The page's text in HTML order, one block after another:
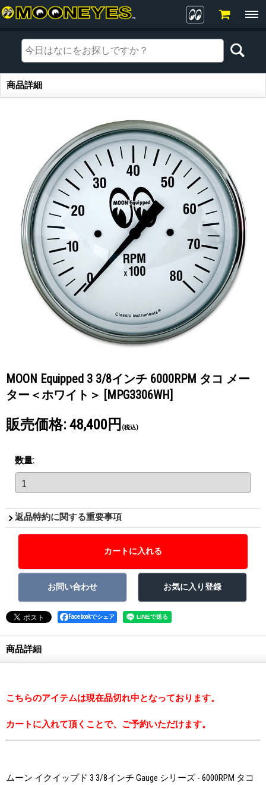
商品詳細
商品詳細
MOON Equipped 3 3/8インチ 6000RPM タコ メー
ター＜ホワイト＞ [MPG3306WH]
販売価格: 48,400円 (税込)
数量:
返品特約に関する重要事項
Facebookでシェア
商品詳細
こちらのアイテムは現在品切れ中となっております。
カートに入れて頂くことで、ご予約いただけます。
ムーン イクイップド 3 3/8インチ Gauge シリーズ - 6000RPM タコ